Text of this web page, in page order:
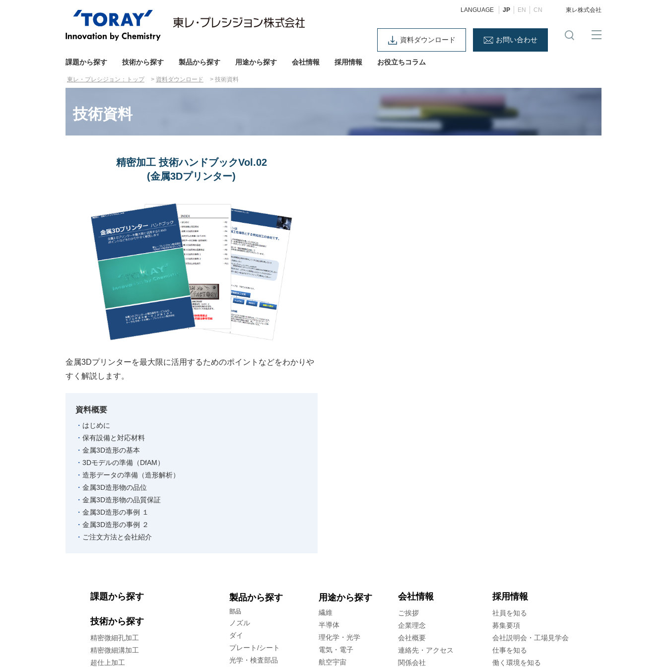
資料ダウンロード お問い合わせ
LANGUAGE JP EN CN 東レ株式会社
課題から探す 技術から探す 製品から探す 用途から探す 会社情報 採用情報 お役立ちコラム
東レ・プレシジョン：トップ 資料ダウンロード 技術資料
技術資料
精密加工 技術ハンドブックVol.02
(金属3Dプリンター)
金属3Dプリンターを最大限に活用するためのポイントなどをわかりや
すく解説します。
資料概要
はじめに
保有設備と対応材料
金属3D造形の基本
3Dモデルの準備（DfAM）
造形データの準備（造形解析）
金属3D造形物の品位
金属3D造形物の品質保証
金属3D造形の事例 １
金属3D造形の事例 ２
ご注文方法と会社紹介
課題から探す
技術から探す
精密微細孔加工
精密微細溝加工
超仕上加工
製品から探す
部品
ノズル
ダイ
プレート/シート
光学・検査部品
用途から探す
繊維
半導体
理化学・光学
電気・電子
航空宇宙
会社情報
ご挨拶
企業理念
会社概要
連絡先・アクセス
関係会社
採用情報
社員を知る
募集要項
会社説明会・工場見学会
仕事を知る
働く環境を知る